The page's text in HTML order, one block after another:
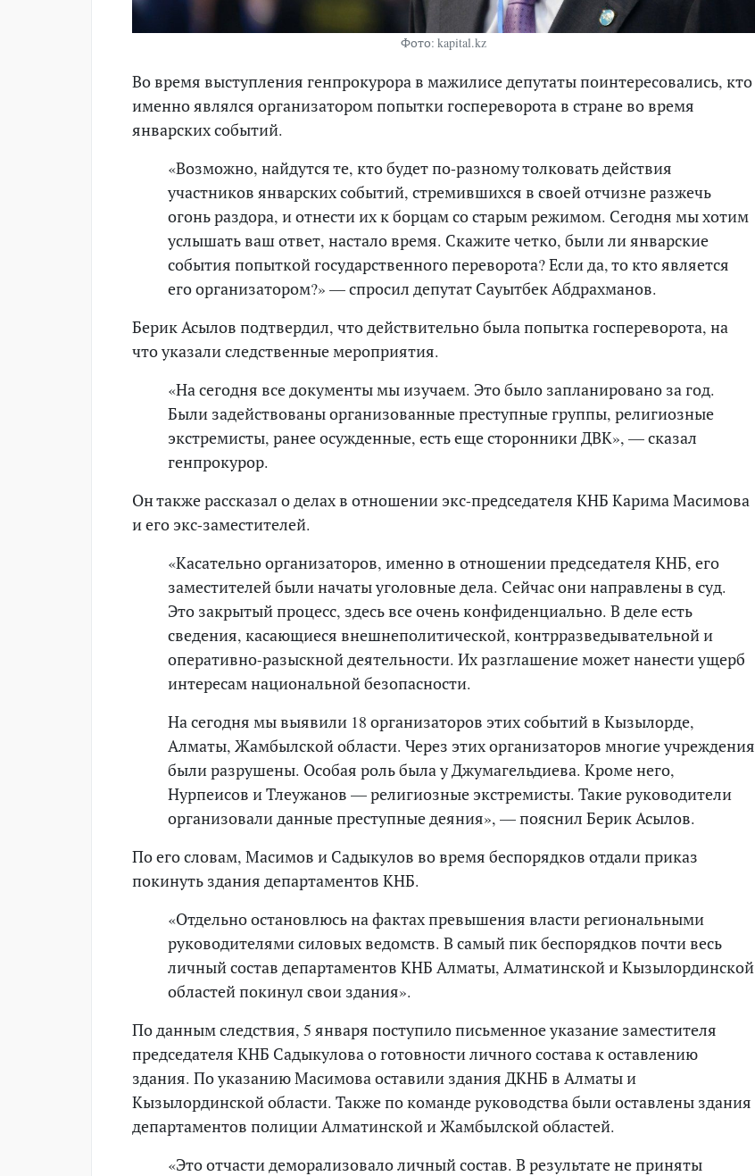
Фото: kapital.kz
Во время выступления генпрокурора в мажилисе депутаты поинтересовались, кто
именно являлся организатором попытки госпереворота в стране во время
январских событий.
«Возможно, найдутся те, кто будет по-разному толковать действия
участников январских событий, стремившихся в своей отчизне разжечь
огонь раздора, и отнести их к борцам со старым режимом. Сегодня мы хотим
услышать ваш ответ, настало время. Скажите четко, были ли январские
события попыткой государственного переворота? Если да, то кто является
его организатором?» — спросил депутат Сауытбек Абдрахманов.
Берик Асылов подтвердил, что действительно была попытка госпереворота, на
что указали следственные мероприятия.
«На сегодня все документы мы изучаем. Это было запланировано за год.
Были задействованы организованные преступные группы, религиозные
экстремисты, ранее осужденные, есть еще сторонники ДВК», — сказал
генпрокурор.
Он также рассказал о делах в отношении экс-председателя КНБ Карима Масимова
и его экс-заместителей.
«Касательно организаторов, именно в отношении председателя КНБ, его
заместителей были начаты уголовные дела. Сейчас они направлены в суд.
Это закрытый процесс, здесь все очень конфиденциально. В деле есть
сведения, касающиеся внешнеполитической, контрразведывательной и
оперативно-разыскной деятельности. Их разглашение может нанести ущерб
интересам национальной безопасности.
На сегодня мы выявили 18 организаторов этих событий в Кызылорде,
Алматы, Жамбылской области. Через этих организаторов многие учреждения
были разрушены. Особая роль была у Джумагельдиева. Кроме него,
Нурпеисов и Тлеужанов — религиозные экстремисты. Такие руководители
организовали данные преступные деяния», — пояснил Берик Асылов.
По его словам, Масимов и Садыкулов во время беспорядков отдали приказ
покинуть здания департаментов КНБ.
«Отдельно остановлюсь на фактах превышения власти региональными
руководителями силовых ведомств. В самый пик беспорядков почти весь
личный состав департаментов КНБ Алматы, Алматинской и Кызылординской
областей покинул свои здания».
По данным следствия, 5 января поступило письменное указание заместителя
председателя КНБ Садыкулова о готовности личного состава к оставлению
здания. По указанию Масимова оставили здания ДКНБ в Алматы и
Кызылординской области. Также по команде руководства были оставлены здания
департаментов полиции Алматинской и Жамбылской областей.
«Это отчасти деморализовало личный состав. В результате не приняты